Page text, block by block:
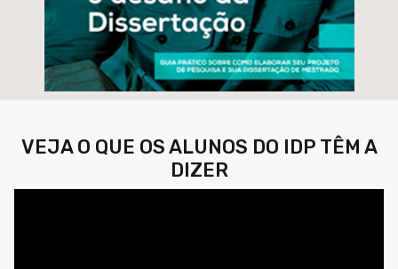
VEJA O QUE OS ALUNOS DO IDP TÊM A
DIZER